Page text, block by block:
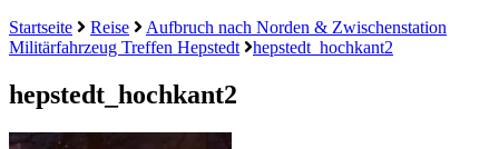
Startseite
Reise
Aufbruch nach Norden & Zwischenstation
Militärfahrzeug Treffen Hepstedt
hepstedt_hochkant2
hepstedt_hochkant2